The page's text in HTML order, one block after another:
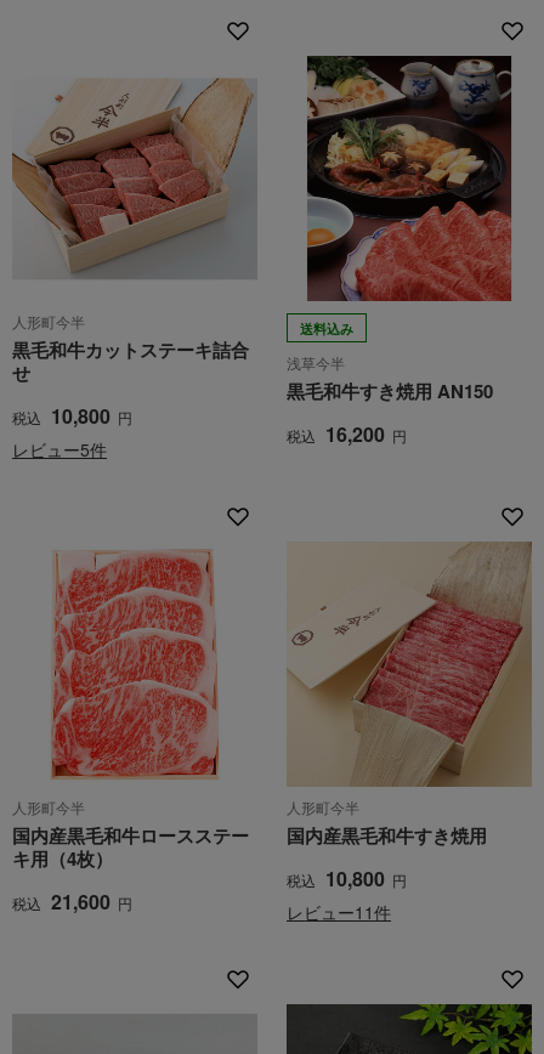
人形町今半
黒毛和牛カットステーキ詰合
せ
税込 10,800 円
レビュー5件
送料込み
浅草今半
黒毛和牛すき焼用 AN150
税込 16,200 円
人形町今半
国内産黒毛和牛ロースステー
キ用（4枚）
税込 21,600 円
人形町今半
国内産黒毛和牛すき焼用
税込 10,800 円
レビュー11件